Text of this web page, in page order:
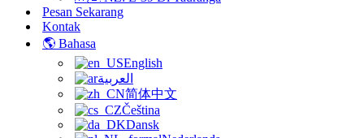
Pesan Sekarang
Kontak
🌎 Bahasa
English
العربية
简体中文
Čeština
Dansk